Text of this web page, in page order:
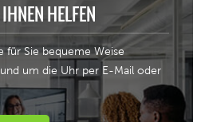
HELFEN
für Sie bequeme Weise
um die Uhr per E-Mail oder